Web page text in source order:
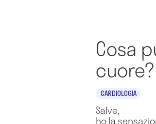
Cosa
cuore?
CARDIOLOGIA
Salve,
ho la